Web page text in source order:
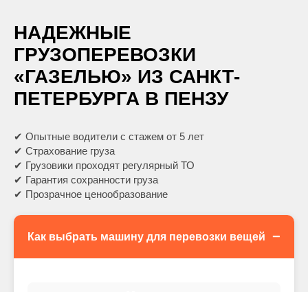
НАДЕЖНЫЕ
ГРУЗОПЕРЕВОЗКИ
«ГАЗЕЛЬЮ» ИЗ САНКТ-
ПЕТЕРБУРГА В ПЕНЗУ
✔ Опытные водители с стажем от 5 лет
✔ Страхование груза
✔ Грузовики проходят регулярный ТО
✔ Гарантия сохранности груза
✔ Прозрачное ценообразование
Как выбрать машину для перевозки вещей −